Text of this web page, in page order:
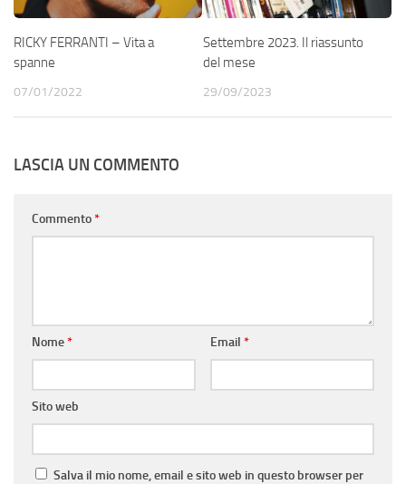
RICKY FERRANTI – Vita a
spanne
07/01/2022
Settembre 2023. Il riassunto
del mese
29/09/2023
LASCIA UN COMMENTO
Commento*
Nome* Email *
Sito web
Salva il mio nome, email e sito web in questo browser per